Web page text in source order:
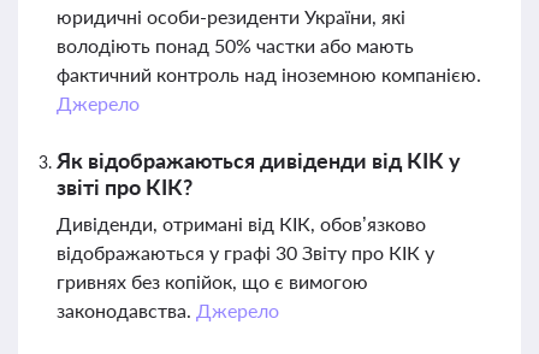
юридичні особи-резиденти України, які
володіють понад 50% частки або мають
фактичний контроль над іноземною компанією.
Джерело
Як відображаються дивіденди від КІК у
звіті про КІК?
Дивіденди, отримані від КІК, обов’язково
відображаються у графі 30 Звіту про КІК у
гривнях без копійок, що є вимогою
законодавства. Джерело